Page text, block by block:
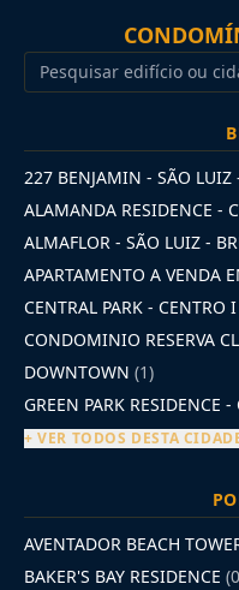
227 BENJAMIN - SÃO LUIZ
ALAMANDA RESIDENCE -
ALMAFLOR - SÃO LUIZ -
APARTAMENTO A VENDA
CENTRAL PARK - CENTRO
CONDOMINIO RESERVA
DOWNTOWN (1)
GREEN PARK RESIDENCE
+ VER TODOS DESTA
AVENTADOR BEACH
BAKER'S BAY RESIDENCE